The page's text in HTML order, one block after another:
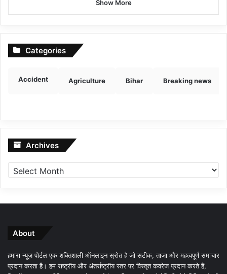
Show More
Categories
Accident Agriculture Bihar Breaking news
Archives Archives
About
हमारा न्यूज़ पोर्टल एक शक्तिशाली ऑनलाइन स्रोत है जो सटीक, ताजा और महत्वपूर्ण समाचार
प्रदान करता है। हम राष्ट्रीय और अंतर्राष्ट्रीय स्तर पर विस्तृत कवरेज प्रदान करते हैं,